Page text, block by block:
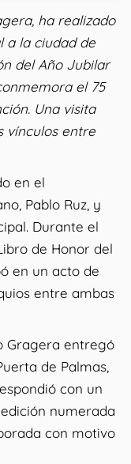
ha realizado
a la ciudad de
del Año Jubilar
el 75
Una visita
vínculos entre
en el
Pablo Ruz, y
Durante el
de Honor del
en un acto de
entre ambas
Gragera entregó
de Palmas,
con un
numerada
con motivo